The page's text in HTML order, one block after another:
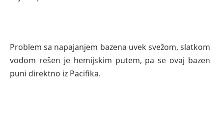
Problem sa napajanjem bazena uvek svežom, slatkom
vodom rešen je hemijskim putem, pa se ovaj bazen
puni direktno iz Pacifika.